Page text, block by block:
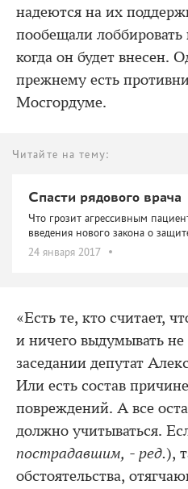
надеются на их
пообещали лоббировать
когда он будет внесен.
прежнему есть
Мосгордуме.
Читайте на тему:
Спасти рядового врача
Что грозит агрессивным
введения нового закона о
24 января 2017
«Есть те, кто считает,
и ничего выдумывать
заседании депутат
Или есть состав
повреждений. А все
должно учитываться.
пострадавшим, - ред.),
обстоятельства,